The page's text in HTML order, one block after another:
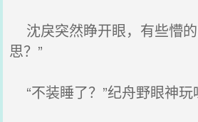
沈戾突然睁开眼，有些懵
思？”
“不装睡了？”纪舟野眼神玩